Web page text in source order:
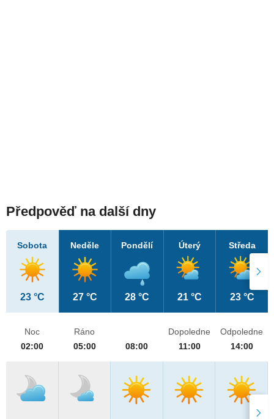
Předpověď na další dny
Sobota
23 °C
Neděle
27 °C
Pondělí
28 °C
Úterý
21 °C
Středa
23 °C
Noc
02:00
Ráno
05:00
08:00
Dopoledne
11:00
Odpoledne
14:00